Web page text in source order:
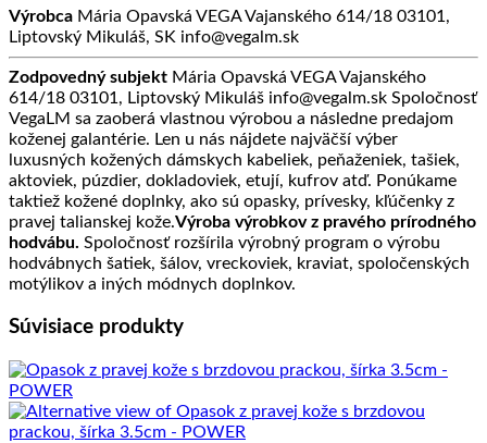
Výrobca Mária Opavská VEGA Vajanského 614/18 03101,
Liptovský Mikuláš, SK info@vegalm.sk
Zodpovedný subjekt Mária Opavská VEGA Vajanského
614/18 03101, Liptovský Mikuláš info@vegalm.sk Spoločnosť
VegaLM sa zaoberá vlastnou výrobou a následne predajom
koženej galantérie. Len u nás nájdete najväčší výber
luxusných kožených dámskych kabeliek, peňaženiek, tašiek,
aktoviek, púzdier, dokladoviek, etují, kufrov atď. Ponúkame
taktiež kožené doplnky, ako sú opasky, prívesky, kľúčenky z
pravej talianskej kože.Výroba výrobkov z pravého prírodného
hodvábu. Spoločnosť rozšírila výrobný program o výrobu
hodvábnych šatiek, šálov, vreckoviek, kraviat, spoločenských
motýlikov a iných módnych doplnkov.
Súvisiace produkty